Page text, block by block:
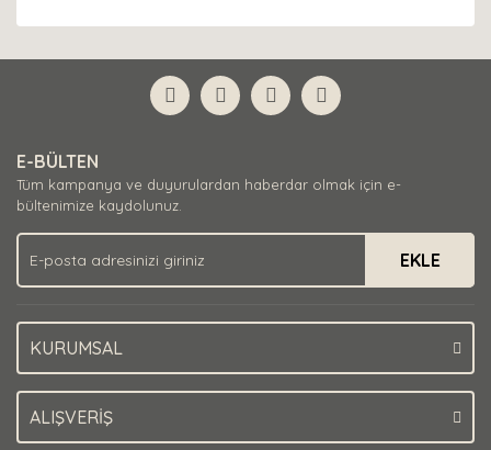
E-BÜLTEN
Tüm kampanya ve duyurulardan haberdar olmak için e-
bültenimize kaydolunuz.
EKLE
KURUMSAL
ALIŞVERİŞ